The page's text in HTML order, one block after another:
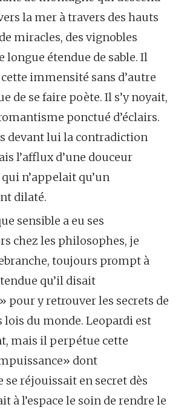
la mer à travers des hauts
miracles, des vignobles
longue étendue de sable. Il
immensité sans d’autre
de se faire poète. Il s’y noyait,
ponctué d’éclairs.
devant lui la contradiction
l’afflux d’une douceur
n’appelait qu’un
dilaté.
sensible a eu ses
chez les philosophes, je
toujours prompt à
qu’il disait
pour y retrouver les secrets de
lois du monde. Leopardi est
mais il perpétue cette
dont
se réjouissait en secret dès
à l’espace le soin de rendre le